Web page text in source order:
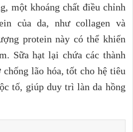
một khoáng chất điều chỉnh
của da, như collagen và
protein này có thể khiến
Sữa hạt lại chứa các thành
lão hóa, tốt cho hệ tiêu
tố, giúp duy trì làn da hồng